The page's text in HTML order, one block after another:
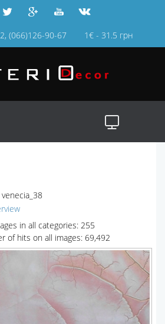
(066)126-90-67 1€ - 31.5 грн
venecia_38
in all categories: 255
of hits on all images: 69,492